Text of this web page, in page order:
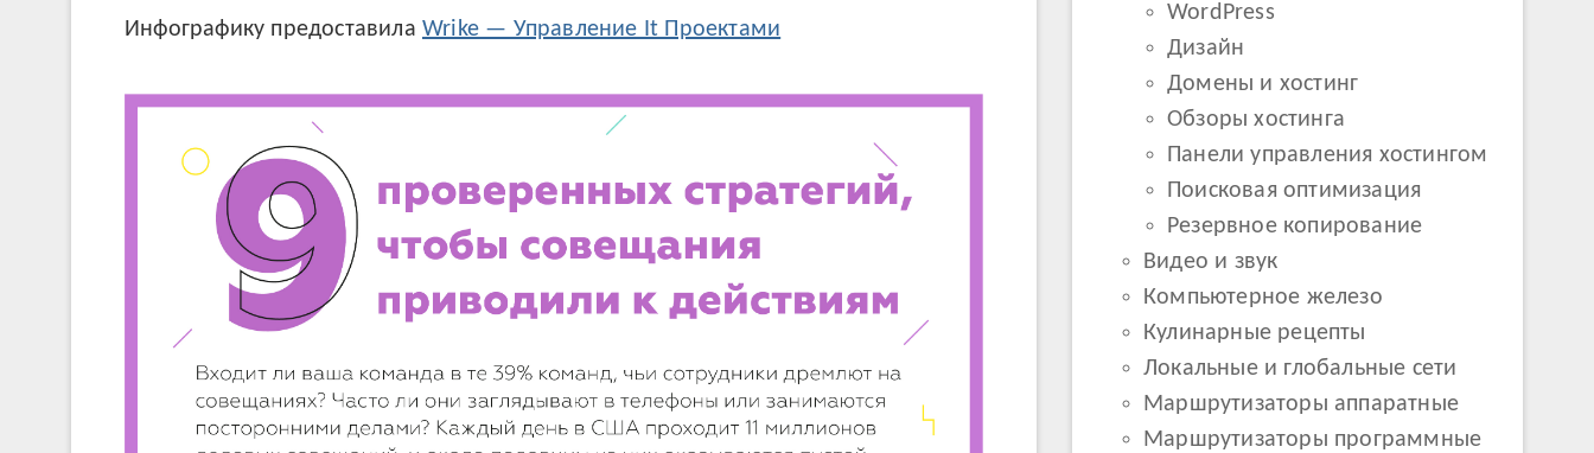
Инфографику предоставила Wrike — Управление It Проектами
WordPress
Дизайн
Домены и хостинг
Обзоры хостинга
Панели управления хостингом
Поисковая оптимизация
Резервное копирование
Видео и звук
Компьютерное железо
Кулинарные рецепты
Локальные и глобальные сети
Маршрутизаторы аппаратные
Маршрутизаторы программные